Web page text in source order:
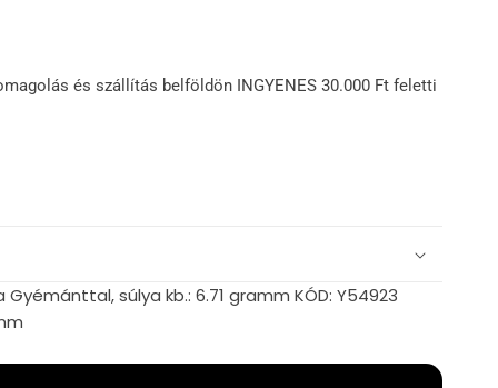
és szállítás belföldön INGYENES 30.000 Ft feletti
súlya kb.: 6.71 gramm KÓD: Y54923